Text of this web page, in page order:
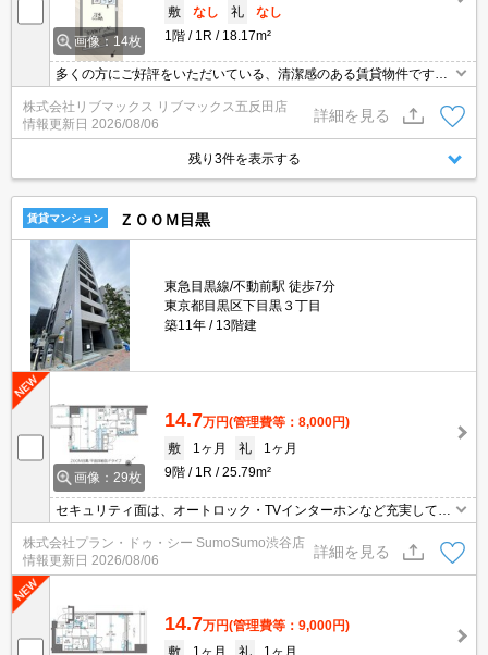
画像：14枚
敷
なし 礼
なし
1階
1R 18.17m²
多くの方にご好評をいただいている、清潔感のある賃貸物件です。
テレワークや家事の途中で手が離せない時でも宅配ボックスがある
のでわざわざ手を止める必要はないです。来訪者を確認してから施
錠を解除できるため防犯対策として優れているオートロック機能が
あります。駅から徒歩10分の物件で、アクセス良好です。
株式会社リブマックス リブマックス五反田店
情報更新日 2026/08/06
詳細を見る
残り3件を表示する
賃貸マンション ＺＯＯＭ目黒
東急目黒線/不動前駅 徒歩7分
東京都目黒区下目黒３丁目
築11年
13階建
画像：29枚
14.7万円(管理費等：8,000円)
敷
1ヶ月 礼
1ヶ月
9階
1R 25.79m²
セキュリティ面は、オートロック・TVインターホンなど充実してい
るので安心して生活できます。共用部には宅配ボックス・ゴミ出し
24時間OKなどが揃っており、とても充実しています。収納はシュ
ーズボックス・クロゼットなどが備え付けられているので、衣類や
日用品の収納に重宝します。お使いいただける沿線は2つあり、便
株式会社プラン・ドゥ・シー SumoSumo渋谷店
情報更新日 2026/08/06
詳細を見る
14.7万円(管理費等：9,000円)
敷
1ヶ月 礼
1ヶ月